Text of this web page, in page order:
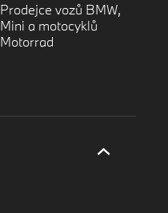
Prodejce vozů BMW,
Mini a motocyklů
Motorrad